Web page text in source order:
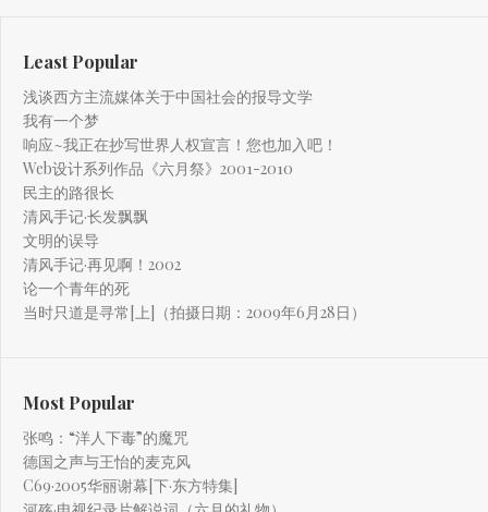
Least Popular
浅谈西方主流媒体关于中国社会的报导文学
我有一个梦
响应~我正在抄写世界人权宣言！您也加入吧！
Web设计系列作品《六月祭》2001-2010
民主的路很长
清风手记·长发飘飘
文明的误导
清风手记·再见啊！2002
论一个青年的死
当时只道是寻常[上]（拍摄日期：2009年6月28日）
Most Popular
张鸣：“洋人下毒”的魔咒
德国之声与王怡的麦克风
C69·2005华丽谢幕[下·东方特集]